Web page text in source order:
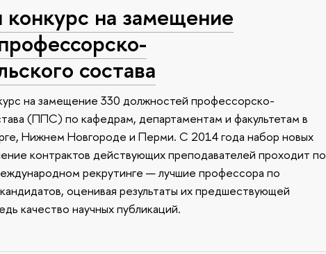
на замещение
состава
на замещение 330 должностей профессорско-
(ППС) по кафедрам, департаментам и факультетам в
Нижнем Новгороде и Перми. С 2014 года набор новых
контрактов действующих преподавателей проходит по
рекрутинге — лучшие профессора по
оценивая результаты их предшествующей
качество научных публикаций.